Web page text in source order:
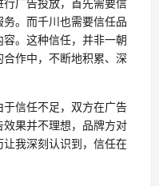
。而千川也需要信任品
。这种信任，并非一朝
作中，不断地积累、深
信任不足，双方在广告
果并不理想，品牌方对
我深刻认识到，信任在